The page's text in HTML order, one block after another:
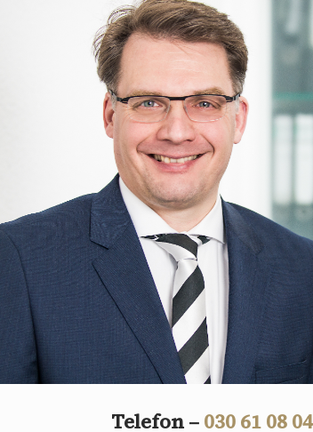
Telefon – 030 61 08